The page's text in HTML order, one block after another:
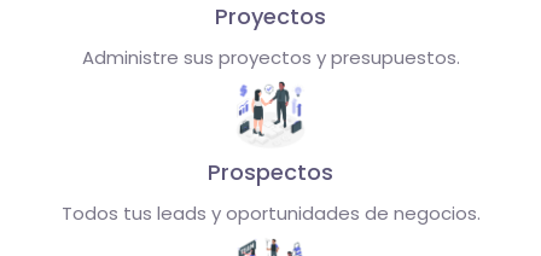
Proyectos
Administre sus proyectos y presupuestos.
Prospectos
Todos tus leads y oportunidades de negocios.